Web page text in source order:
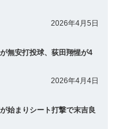
2026年4月5日
無安打投球、荻田翔惺が4
2026年4月4日
始まりシート打撃で末吉良